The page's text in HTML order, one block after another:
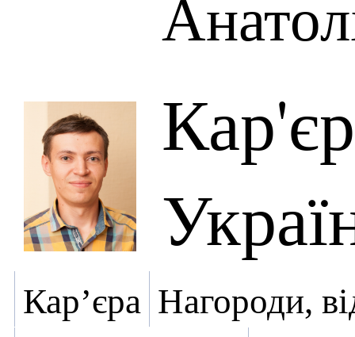
Кар’єра Нагороди,